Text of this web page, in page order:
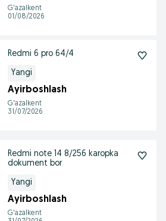
G'azalkent
01/08/2026
Redmi 6 pro 64/4
Yangi
Ayirboshlash
G'azalkent
31/07/2026
Redmi note 14 8/256 karopka
dokument bor
Yangi
Ayirboshlash
G'azalkent